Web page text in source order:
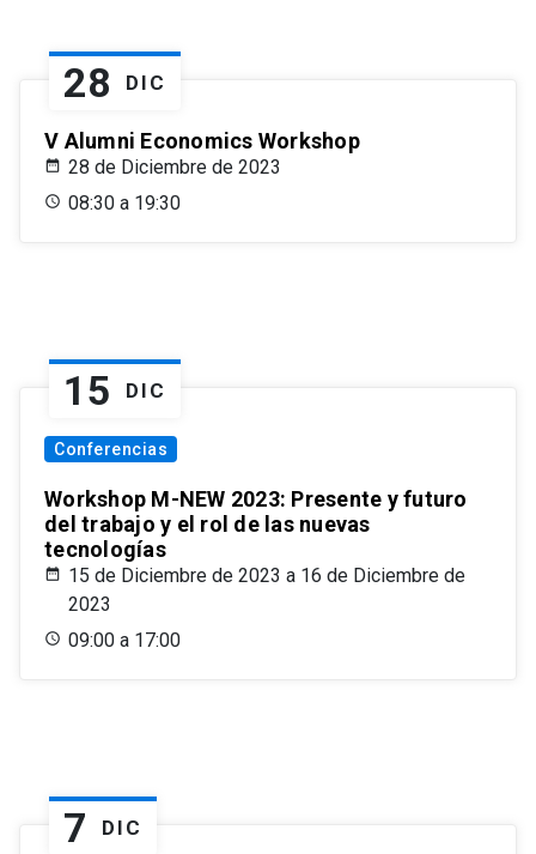
28 DIC
V Alumni Economics Workshop
28 de Diciembre de 2023
08:30 a 19:30
15 DIC
Conferencias
Workshop M-NEW 2023: Presente y futuro
del trabajo y el rol de las nuevas
tecnologías
15 de Diciembre de 2023 a 16 de Diciembre de
2023
09:00 a 17:00
7 DIC